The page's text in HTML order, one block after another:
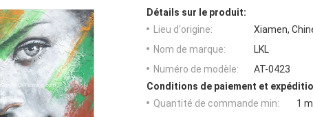
Détails sur le produit:
Lieu d'origine:
Xiamen,
Nom de marque:
LKL
Numéro de modèle:
AT-0423
Conditions de paiement et
Quantité de commande min:
1